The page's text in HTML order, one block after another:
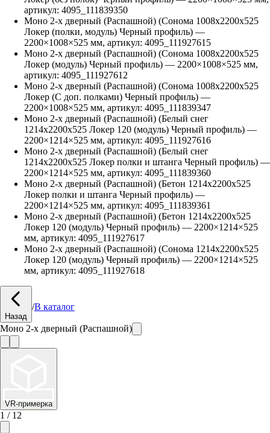
артикул: 4095_111839350
Моно 2-х дверный (Распашной) (Сонома 1008х2200х525
Локер (полки, модуль) Черный профиль) —
2200×1008×525 мм, артикул: 4095_111927615
Моно 2-х дверный (Распашной) (Сонома 1008х2200х525
Локер (модуль) Черный профиль) — 2200×1008×525 мм,
артикул: 4095_111927612
Моно 2-х дверный (Распашной) (Сонома 1008х2200х525
Локер (С доп. полками) Черный профиль) —
2200×1008×525 мм, артикул: 4095_111839347
Моно 2-х дверный (Распашной) (Белый снег
1214х2200х525 Локер 120 (модуль) Черный профиль) —
2200×1214×525 мм, артикул: 4095_111927616
Моно 2-х дверный (Распашной) (Белый снег
1214х2200х525 Локер полки и штанга Черный профиль) —
2200×1214×525 мм, артикул: 4095_111839360
Моно 2-х дверный (Распашной) (Бетон 1214х2200х525
Локер полки и штанга Черный профиль) —
2200×1214×525 мм, артикул: 4095_111839361
Моно 2-х дверный (Распашной) (Бетон 1214х2200х525
Локер 120 (модуль) Черный профиль) — 2200×1214×525
мм, артикул: 4095_111927617
Моно 2-х дверный (Распашной) (Сонома 1214х2200х525
Локер 120 (модуль) Черный профиль) — 2200×1214×525
мм, артикул: 4095_111927618
Назад
/В каталог
Моно 2-х дверный (Распашной)
VR-примерка
1 / 12